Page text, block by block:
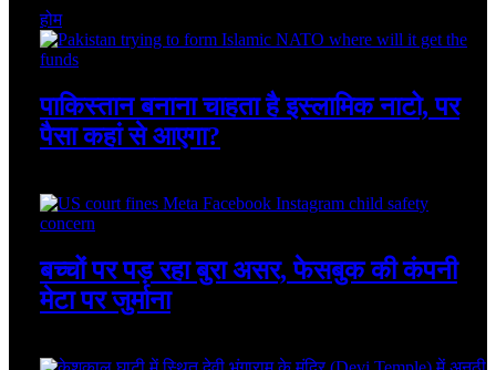
होम
पाकिस्तान बनाना चाहता है इस्लामिक नाटो, पर
पैसा कहां से आएगा?
बच्चों पर पड़ रहा बुरा असर, फेसबुक की कंपनी
मेटा पर जुर्माना